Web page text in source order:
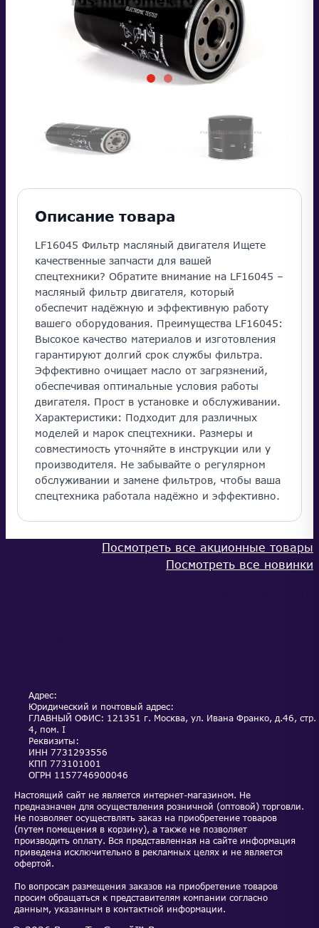
Описание товара
LF16045 Фильтр масляный двигателя Ищете
качественные запчасти для вашей
спецтехники? Обратите внимание на LF16045 –
масляный фильтр двигателя, который
обеспечит надёжную и эффективную работу
вашего оборудования. Преимущества LF16045:
Высокое качество материалов и изготовления
гарантируют долгий срок службы фильтра.
Эффективно очищает масло от загрязнений,
обеспечивая оптимальные условия работы
двигателя. Прост в установке и обслуживании.
Характеристики: Подходит для различных
моделей и марок спецтехники. Размеры и
совместимость уточняйте в инструкции или у
производителя. Не забывайте о регулярном
обслуживании и замене фильтров, чтобы ваша
спецтехника работала надёжно и эффективно.
Посмотреть все акционные товары
Посмотреть все новинки
Адрес:
Юридический и почтовый адрес:
ГЛАВНЫЙ ОФИС: 121351 г. Москва, ул. Ивана Франко, д.46, стр.
4, пом. I
Реквизиты:
ИНН 7731293556
КПП 773101001
ОГРН 1157746900046
Настоящий сайт не является интернет-магазином. Не
предназначен для осуществления розничной (оптовой) торговли.
Не позволяет осуществлять заказ на приобретение товаров
(путем помещения в корзину), а также не позволяет
производить оплату. Вся представленная на сайте информация
приведена исключительно в рекламных целях и не является
офертой.
По вопросам размещения заказов на приобретение товаров
просим обращаться к представителям компании согласно
данным, указанным в контактной информации.